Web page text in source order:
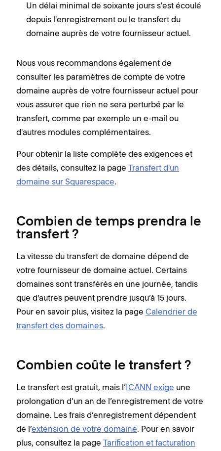
Un délai minimal de soixante jours s'est écoulé
depuis l'enregistrement ou le transfert du
domaine auprès de votre fournisseur actuel.
Nous vous recommandons également de
consulter les paramètres de compte de votre
domaine auprès de votre fournisseur actuel pour
vous assurer que rien ne sera perturbé par le
transfert, comme par exemple un e-mail ou
d'autres modules complémentaires.
Pour obtenir la liste complète des exigences et
des détails, consultez la page Transfert d'un
domaine sur Squarespace.
Combien de temps prendra le
transfert ?
La vitesse du transfert de domaine dépend de
votre fournisseur de domaine actuel. Certains
domaines sont transférés en une journée, tandis
que d’autres peuvent prendre jusqu’à 15 jours.
Pour en savoir plus, visitez la page Calendrier de
transfert des domaines.
Combien coûte le transfert ?
Le transfert est gratuit, mais l’ICANN exige une
prolongation d’un an de l’enregistrement de votre
domaine. Les frais d’enregistrement dépendent
de l’extension de votre domaine. Pour en savoir
plus, consultez la page Tarification et facturation